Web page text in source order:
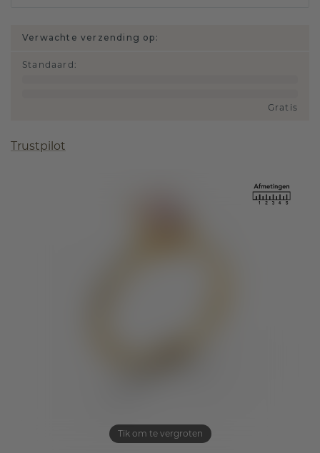
Tik om te vergroten
Verwachte verzending op:
Standaard :
Gratis
Trustpilot